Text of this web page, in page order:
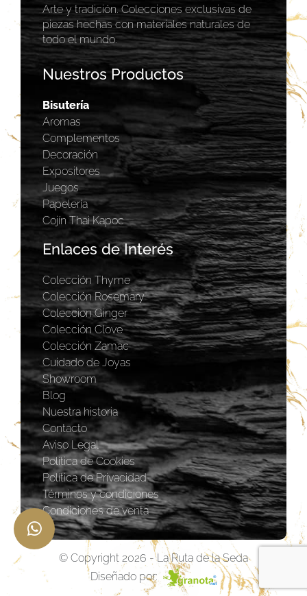
Arte y tradición. Colecciones exclusivas de
piezas hechas con materiales naturales de
todo el mundo.
Nuestros Productos
Bisutería
Aromas
Complementos
Decoración
Expositores
Juegos
Papelería
Cojín Thai Kapoc
Enlaces de Interés
Colección Thyme
Colección Rosemary
Coleccion Ginger
Colección Clove
Colección Zamac
Cuidado de Joyas
Showroom
Blog
Nuestra historia
Contacto
Aviso Legal
Política de Cookies
Política de Privacidad
Términos y condiciones
Condiciones de venta
© Copyright 2026 - La Ruta de la Seda
Diseñado por: